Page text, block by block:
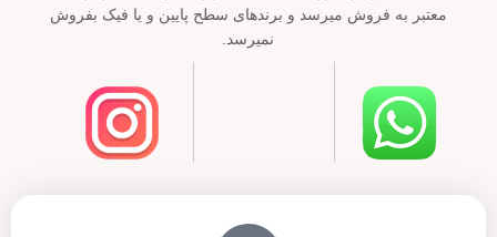
معتبر به فروش میرسد و برندهای سطح پایین و یا فیک بفروش
نمیرسد.